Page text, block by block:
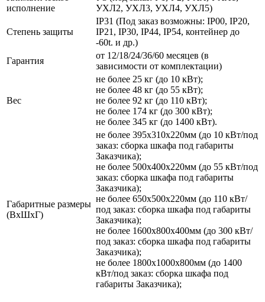
исполнение
УХЛ2, УХЛ3, УХЛ4, УХЛ5)
Степень защиты
IP31 (Под заказ возможны: IP00, IP20,
IP21, IP30, IP44, IP54, контейнер до
-60t. и др.)
Гарантия
от 12/18/24/36/60 месяцев (в
зависимости от комплектации)
Вес
не более 25 кг (до 10 кВт);
не более 48 кг (до 55 кВт);
не более 92 кг (до 110 кВт);
не более 174 кг (до 300 кВт);
не более 345 кг (до 1400 кВт).
Габаритные размеры
(ВхШхГ)
не более 395х310х220мм (до 10 кВт/под
заказ: сборка шкафа под габариты
Заказчика);
не более 500х400х220мм (до 55 кВт/под
заказ: сборка шкафа под габариты
Заказчика);
не более 650х500х220мм (до 110 кВт/
под заказ: сборка шкафа под габариты
Заказчика);
не более 1600х800х400мм (до 300 кВт/
под заказ: сборка шкафа под габариты
Заказчика);
не более 1800х1000х800мм (до 1400
кВт/под заказ: сборка шкафа под
габариты Заказчика);